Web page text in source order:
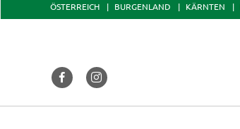
ÖSTERREICH BURGENLAND KÄRNTEN